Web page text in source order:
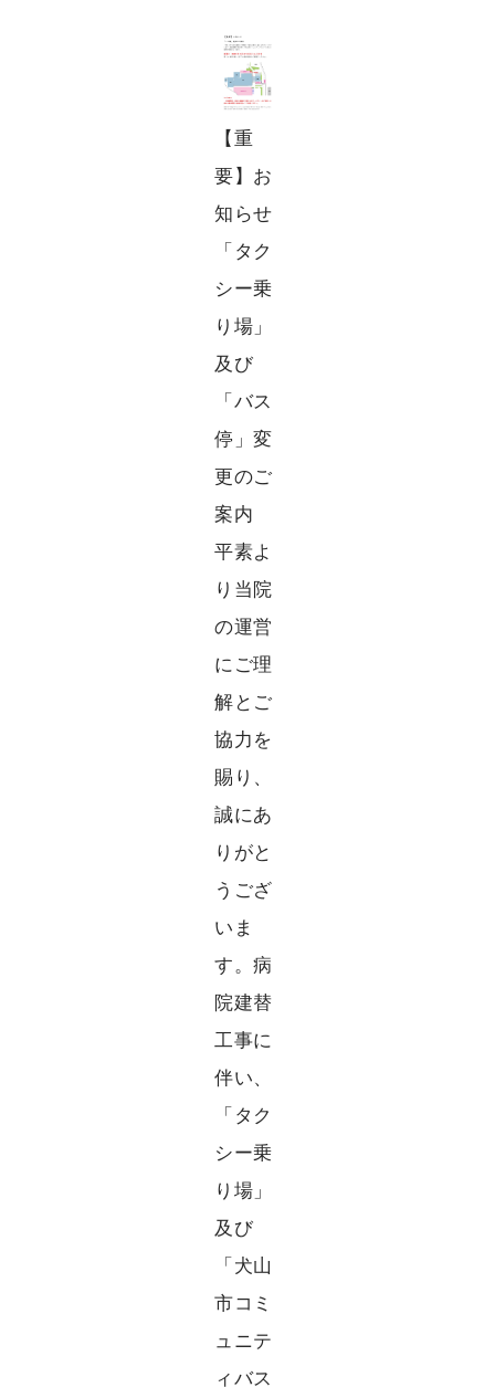
【重
要】お
知らせ
「タク
シー乗
り場」
及び
「バス
停」変
更のご
案内
平素よ
り当院
の運営
にご理
解とご
協力を
賜り、
誠にあ
りがと
うござ
いま
す。病
院建替
工事に
伴い、
「タク
シー乗
り場」
及び
「犬山
市コミ
ュニテ
ィバス